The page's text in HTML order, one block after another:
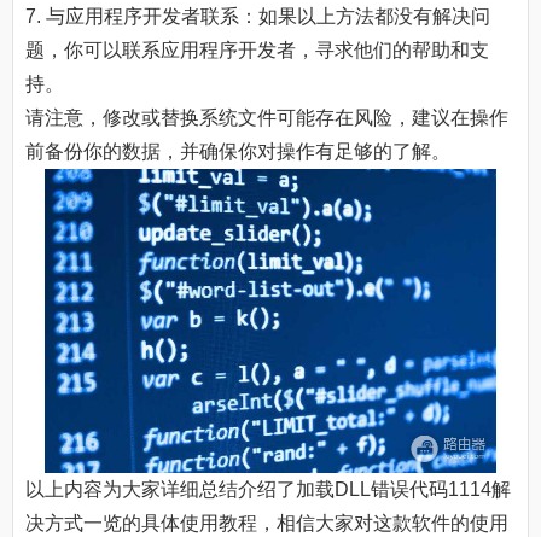
7. 与应用程序开发者联系：如果以上方法都没有解决问
题，你可以联系应用程序开发者，寻求他们的帮助和支
持。
请注意，修改或替换系统文件可能存在风险，建议在操作
前备份你的数据，并确保你对操作有足够的了解。
以上内容为大家详细总结介绍了加载DLL错误代码1114解
决方式一览的具体使用教程，相信大家对这款软件的使用